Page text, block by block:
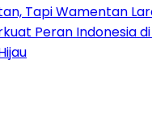
Tapi Wamentan
Peran Indonesia